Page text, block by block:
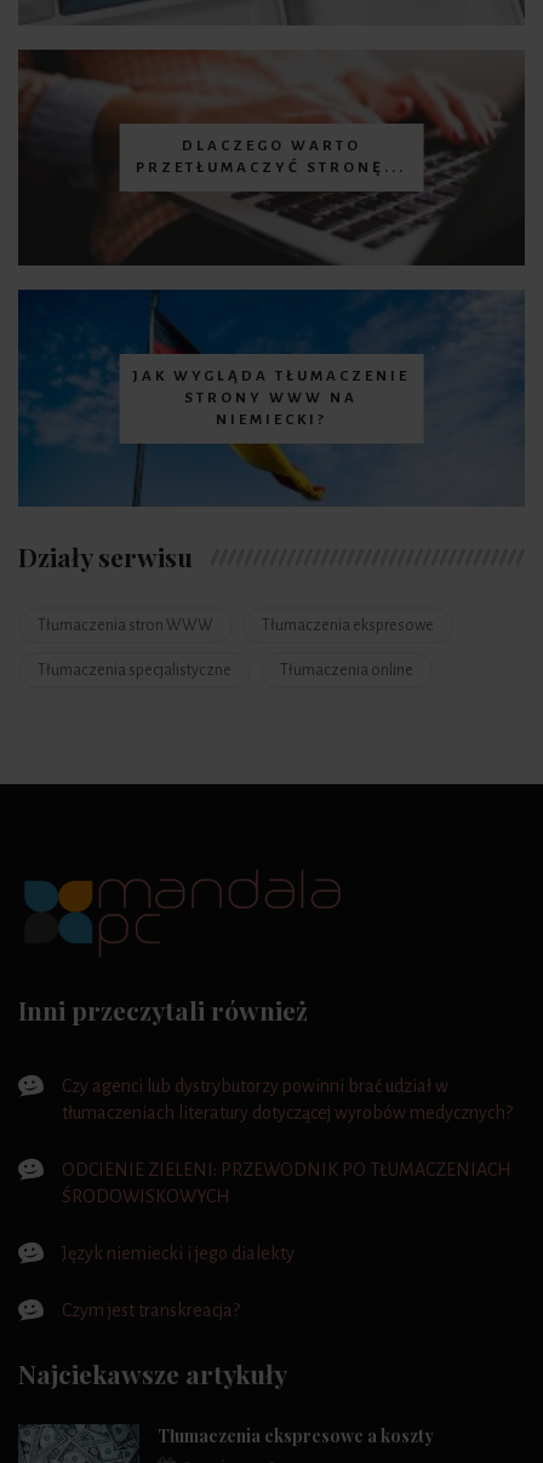
DLACZEGO WARTO
PRZETŁUMACZYĆ STRONĘ...
JAK WYGLĄDA TŁUMACZENIE
STRONY WWW NA
NIEMIECKI?
Działy serwisu
Tłumaczenia stron WWW Tłumaczenia ekspresowe
Tłumaczenia specjalistyczne Tłumaczenia online
Inni przeczytali również
Czy agenci lub dystrybutorzy powinni brać udział w
tłumaczeniach literatury dotyczącej wyrobów medycznych?
ODCIENIE ZIELENI: PRZEWODNIK PO TŁUMACZENIACH
ŚRODOWISKOWYCH
Język niemiecki i jego dialekty
Czym jest transkreacja?
Najciekawsze artykuły
Tłumaczenia ekspresowe a koszty